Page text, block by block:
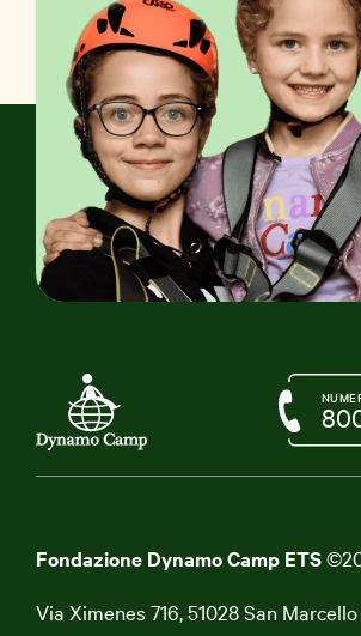
Fondazione Dynamo Camp ETS
Via Ximenes 716, 51028 San